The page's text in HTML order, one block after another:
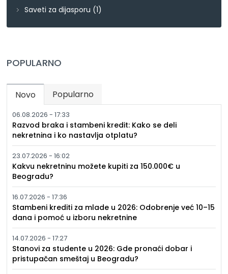
Saveti za dijasporu (1)
POPULARNO
Novo (active tab)
Popularno
06.08.2026 - 17:33
Razvod braka i stambeni kredit: Kako se deli
nekretnina i ko nastavlja otplatu?
23.07.2026 - 16:02
Kakvu nekretninu možete kupiti za 150.000€ u
Beogradu?
16.07.2026 - 17:36
Stambeni krediti za mlade u 2026: Odobrenje već 10–15
dana i pomoć u izboru nekretnine
14.07.2026 - 17:27
Stanovi za studente u 2026: Gde pronaći dobar i
pristupačan smeštaj u Beogradu?